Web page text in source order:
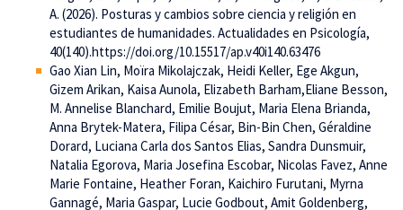
A. (2026). Posturas y cambios sobre ciencia y religión en
estudiantes de humanidades. Actualidades en Psicología,
40(140).https://doi.org/10.15517/ap.v40i140.63476
Gao Xian Lin, Moïra Mikolajczak, Heidi Keller, Ege Akgun,
Gizem Arikan, Kaisa Aunola, Elizabeth Barham,Eliane Besson,
M. Annelise Blanchard, Emilie Boujut, Maria Elena Brianda,
Anna Brytek-Matera, Filipa César, Bin-Bin Chen, Géraldine
Dorard, Luciana Carla dos Santos Elias, Sandra Dunsmuir,
Natalia Egorova, Maria Josefina Escobar, Nicolas Favez, Anne
Marie Fontaine, Heather Foran, Kaichiro Furutani, Myrna
Gannagé, Maria Gaspar, Lucie Godbout, Amit Goldenberg,